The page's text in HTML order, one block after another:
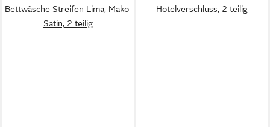
Bettwäsche Streifen Lima, Mako-
Satin, 2 teilig
Hotelverschluss, 2 teilig